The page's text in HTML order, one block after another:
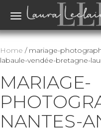
Toggle
Home / mariage-
labaule-vendée-bretagne-
MARIAGE-
NANTES-